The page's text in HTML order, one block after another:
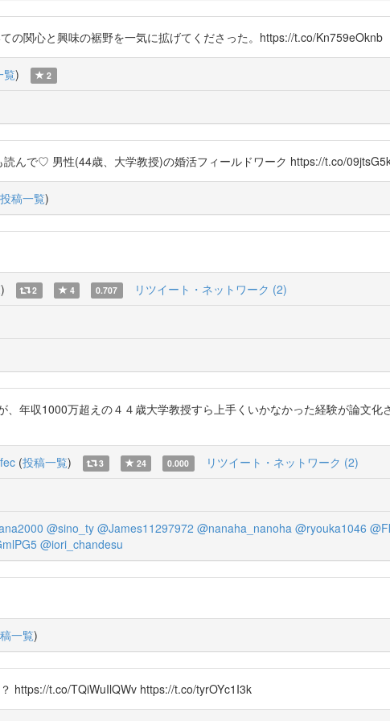
の関心と興味の裾野を一気に拡げてくださった。https://t.co/Kn759eOknb
覧) 2
んで♡ 男性(44歳、大学教授)の婚活フィールドワーク https://t.co/
投稿一覧)
) 2 4 0.707 リツイート・ネットワーク (2)
、年収1000万超えの４４歳大学教授すら上手くいかなかった経験が論文
(投稿一覧) 3 24 0.000 リツイート・ネットワーク (2)
@sino_ty @James11297972 @nanaha_nanoha @ryouka1046
@iori_chandesu
一覧)
https://t.co/TQiWuIlQWv https://t.co/tyrOYc1I3k